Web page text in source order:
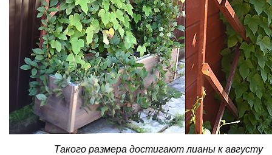
Такого размера достигают лианы к августу